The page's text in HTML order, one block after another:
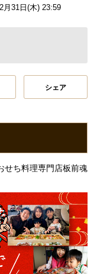
月31日(木) 23:59
シェア
ち料理専門店板前魂